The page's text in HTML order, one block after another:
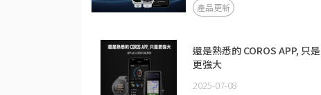
產品更新
還是熟悉的 COROS APP, 只是
更強大
2025-07-08